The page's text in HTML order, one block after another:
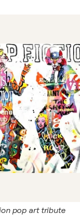
pop art tribute